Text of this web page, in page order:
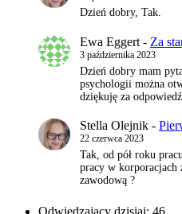
Dzień dobry, Tak.
Ewa Eggert - Za
3 października 2023
Dzień dobry mam
psychologii można
dziękuję za odpowiedź.
Stella Olejnik -
22 czerwca 2023
Tak, od pół roku
pracy w korporacjach
zawodową ?
Odwiedzający dzisiaj: 46